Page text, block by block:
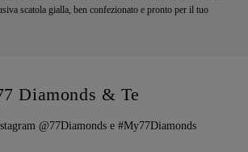
scatola gialla, ben confezionato e pronto per il tuo
Diamonds & Te
@77Diamonds e #My77Diamonds